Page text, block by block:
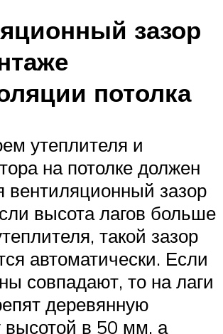
зазор
потолка
утеплителя и
на потолке должен
вентиляционный зазор
высота лагов больше
такой зазор
автоматически. Если
совпадают, то на лаги
деревянную
высотой в 50 мм, а